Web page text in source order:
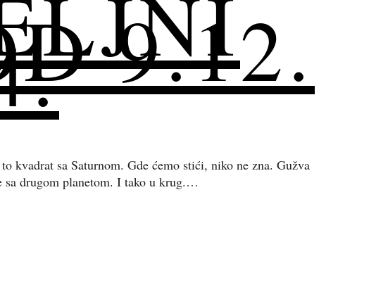
9.12.
kvadrat sa Saturnom. Gde ćemo stići, niko ne zna. Gužva
sa drugom planetom. I tako u krug.…